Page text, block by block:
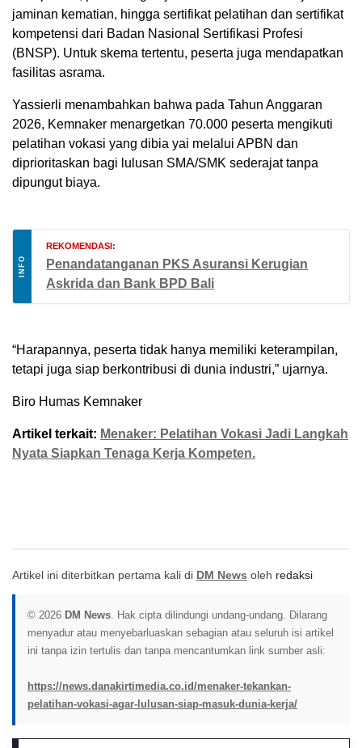
jaminan kematian, hingga sertifikat pelatihan dan sertifikat
kompetensi dari Badan Nasional Sertifikasi Profesi
(BNSP). Untuk skema tertentu, peserta juga mendapatkan
fasilitas asrama.
Yassierli menambahkan bahwa pada Tahun Anggaran
2026, Kemnaker menargetkan 70.000 peserta mengikuti
pelatihan vokasi yang dibia yai melalui APBN dan
diprioritaskan bagi lulusan SMA/SMK sederajat tanpa
dipungut biaya.
INFO
REKOMENDASI:
Penandatanganan PKS Asuransi Kerugian
Askrida dan Bank BPD Bali
“Harapannya, peserta tidak hanya memiliki keterampilan,
tetapi juga siap berkontribusi di dunia industri,” ujarnya.
Biro Humas Kemnaker
Artikel terkait: Menaker: Pelatihan Vokasi Jadi Langkah
Nyata Siapkan Tenaga Kerja Kompeten.
Artikel ini diterbitkan pertama kali di DM News oleh redaksi
© 2026 DM News. Hak cipta dilindungi undang-undang. Dilarang
menyadur atau menyebarluaskan sebagian atau seluruh isi artikel
ini tanpa izin tertulis dan tanpa mencantumkan link sumber asli:
https://news.danakirtimedia.co.id/menaker-tekankan-
pelatihan-vokasi-agar-lulusan-siap-masuk-dunia-kerja/